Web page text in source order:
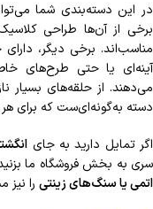
در این دسته‌بندی شما
برخی از آن‌ها طراحی
مناسب‌اند. برخی دیگر،
آینه‌ای یا حتی طرح‌های
می‌دهند. از حلقه‌های بسیار
دسته به‌گونه‌ای‌ست که برای هر
اگر تمایل دارید به جای
سری به بخش فروشگاه ما
اتمی یا سنگ‌های زینتی را